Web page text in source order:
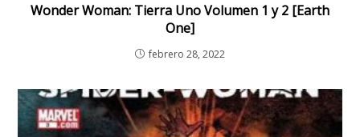
Wonder Woman: Tierra Uno Volumen 1 y 2 [Earth
One]
febrero 28, 2022